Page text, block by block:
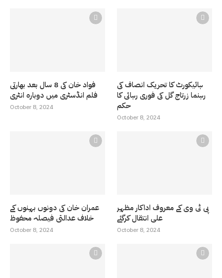
فواد خان کی 8 سال بعد بھارتی
فلم انڈسٹری میں دوبارہ انٹری
October 8, 2024
ہائیکورٹ کا تحریک انصاف کی
رہنما زرتاج گل کی فوری رہائی کا
حکم
October 8, 2024
عمران خان کی دونوں بہنوں کے
خلاف عدالتی فیصلہ محفوظ
October 8, 2024
پی ٹی وی کے معروف اداکار مظہر
علی انتقال کرگئے
October 8, 2024